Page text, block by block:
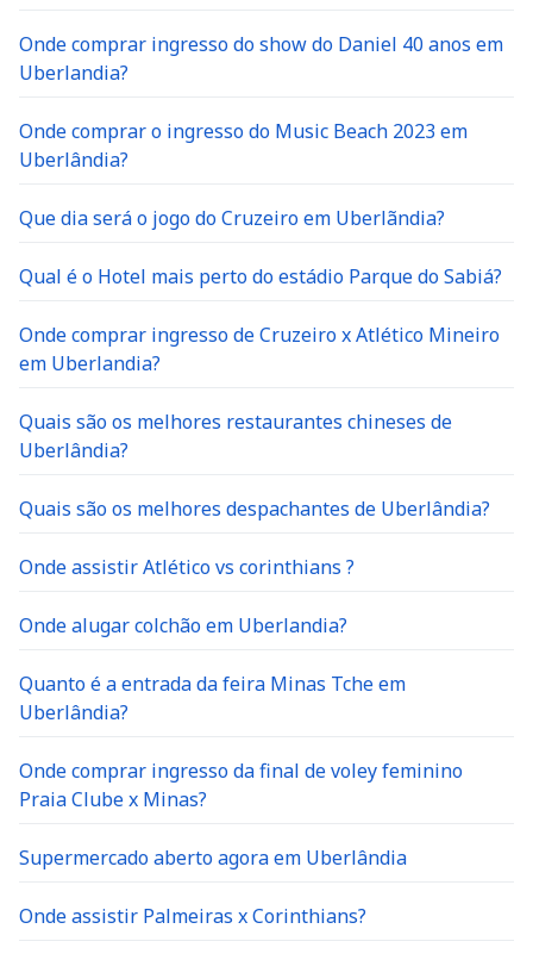
Onde comprar ingresso do show do Daniel 40 anos em
Uberlandia?
Onde comprar o ingresso do Music Beach 2023 em
Uberlândia?
Que dia será o jogo do Cruzeiro em Uberlãndia?
Qual é o Hotel mais perto do estádio Parque do Sabiá?
Onde comprar ingresso de Cruzeiro x Atlético Mineiro
em Uberlandia?
Quais são os melhores restaurantes chineses de
Uberlândia?
Quais são os melhores despachantes de Uberlândia?
Onde assistir Atlético vs corinthians ?
Onde alugar colchão em Uberlandia?
Quanto é a entrada da feira Minas Tche em
Uberlândia?
Onde comprar ingresso da final de voley feminino
Praia Clube x Minas?
Supermercado aberto agora em Uberlândia
Onde assistir Palmeiras x Corinthians?